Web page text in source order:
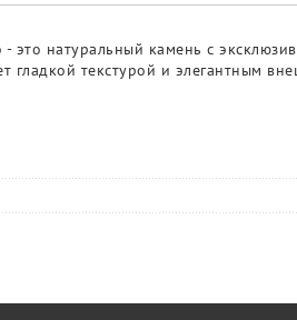
натуральный камень с
гладкой текстурой и элегантным